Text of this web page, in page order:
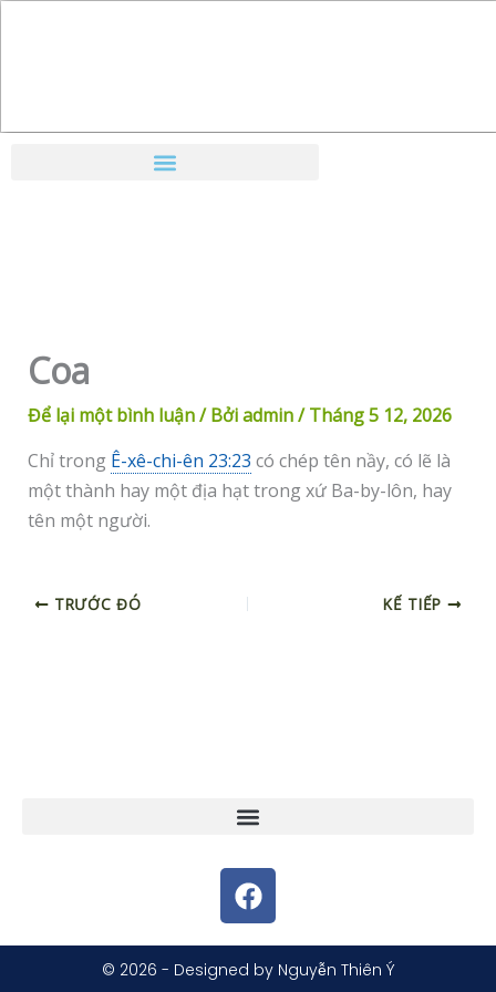
Coa
Để lại một bình luận/ Bởiadmin/Tháng 5 12, 2026
Chỉ trong Ê-xê-chi-ên 23:23 có chép tên nầy, có lẽ là
một thành hay một địa hạt trong xứ Ba-by-lôn, hay
tên một người.
TRƯỚC ĐÓ KẾ TIẾP
F
a
c
e
© 2026 - Designed by Nguyễn Thiên Ý